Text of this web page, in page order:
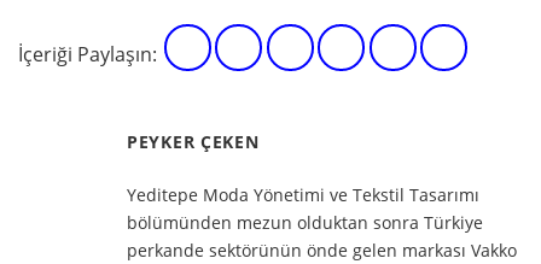
İçeriği Paylaşın:
PEYKER ÇEKEN
Yeditepe Moda Yönetimi ve Tekstil Tasarımı
bölümünden mezun olduktan sonra Türkiye
perkande sektörünün önde gelen markası Vakko